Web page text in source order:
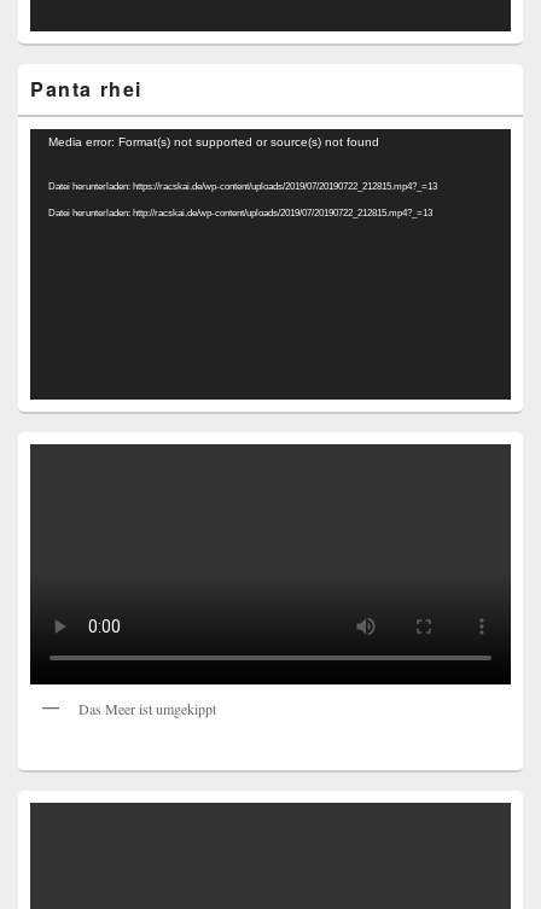
Panta rhei
Video-
Media error: Format(s) not supported or source(s) not found
Datei herunterladen: https://racskai.de/wp-content/uploads/2019/07/20190722_212815.mp4?_=13
Datei herunterladen: http://racskai.de/wp-content/uploads/2019/07/20190722_212815.mp4?_=13
Das Meer ist umgekippt